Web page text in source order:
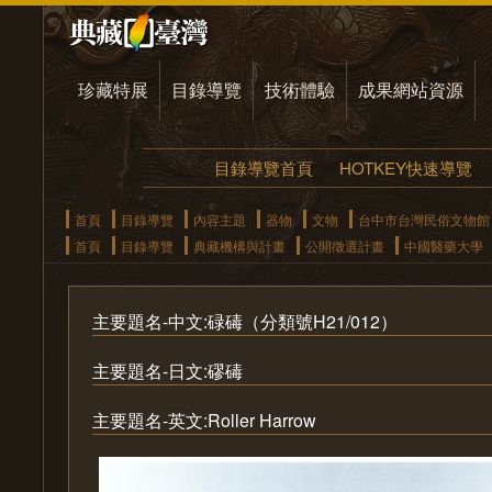
珍藏特展 目錄導覽 技術體驗 成果網站資源
目錄導覽首頁 HOTKEY快速導覽
首頁 目錄導覽 內容主題 器物 文物
台中市台灣民俗文物館
首頁
目錄導覽 典藏機構與計畫 公開徵選計畫 中國醫藥大學
主要題名-中文:碌碡（分類號H21/012）
主要題名-日文:磟碡
主要題名-英文:Roller Harrow